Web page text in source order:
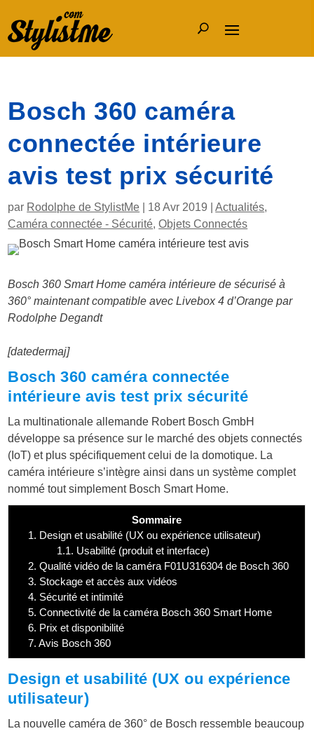
Bosch 360 caméra
connectée intérieure
avis test prix sécurité
par Rodolphe de StylistMe 18 Avr 2019 |Actualités,
Caméra connectée - Sécurité,Objets Connectés
Bosch 360 Smart Home caméra intérieure de sécurisé à
360° maintenant compatible avec Livebox 4 d’Orange par
Rodolphe Degandt
[datedermaj]
Bosch 360 caméra connectée
intérieure avis test prix sécurité
La multinationale allemande Robert Bosch GmbH
développe sa présence sur le marché des objets connectés
(IoT) et plus spécifiquement celui de la domotique. La
caméra intérieure s’intègre ainsi dans un système complet
nommé tout simplement Bosch Smart Home.
Sommaire
1. Design et usabilité (UX ou expérience utilisateur)
1.1. Usabilité (produit et interface)
2. Qualité vidéo de la caméra F01U316304 de Bosch 360
3. Stockage et accès aux vidéos
4. Sécurité et intimité
5. Connectivité de la caméra Bosch 360 Smart Home
6. Prix et disponibilité
7. Avis Bosch 360
Design et usabilité (UX ou expérience
utilisateur)
La nouvelle caméra de 360° de Bosch ressemble beaucoup